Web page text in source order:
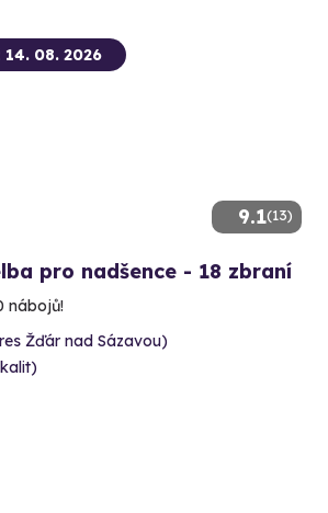
9.1(13)
08. 2026
pro nadšence - 18 zbraní
nábojů!
Žďár nad Sázavou)